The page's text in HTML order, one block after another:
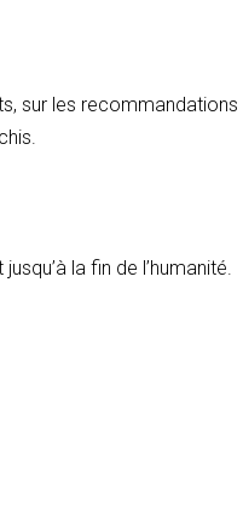
sur les
la fin de l’humanité.